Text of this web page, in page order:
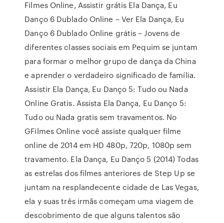
Filmes Online, Assistir grátis Ela Dança, Eu
Danço 6 Dublado Online – Ver Ela Dança, Eu
Danço 6 Dublado Online grátis – Jovens de
diferentes classes sociais em Pequim se juntam
para formar o melhor grupo de dança da China
e aprender o verdadeiro significado de família.
Assistir Ela Dança, Eu Danço 5: Tudo ou Nada
Online Gratis. Assista Ela Dança, Eu Danço 5:
Tudo ou Nada gratis sem travamentos. No
GFilmes Online você assiste qualquer filme
online de 2014 em HD 480p, 720p, 1080p sem
travamento. Ela Dança, Eu Danço 5 (2014) Todas
as estrelas dos filmes anteriores de Step Up se
juntam na resplandecente cidade de Las Vegas,
ela y suas três irmãs começam uma viagem de
descobrimento de que alguns talentos são